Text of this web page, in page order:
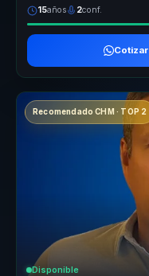
15años 2conf.
Cotizar
Recomendado CHM · TOP 2
Disponible